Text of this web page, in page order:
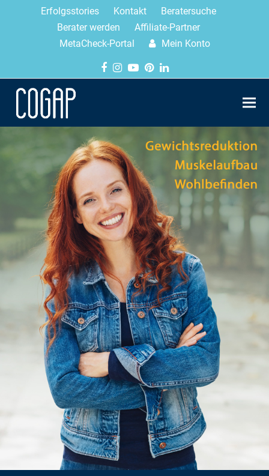
Erfolgsstories Kontakt
Beratersuche
Berater werden
Affiliate-Partner
MetaCheck-Portal
Mein Konto